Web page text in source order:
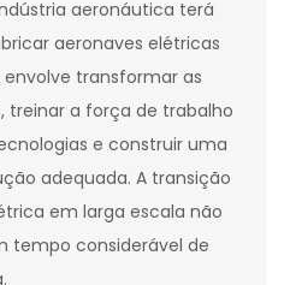
aeronáutica terá
aeronaves elétricas
transformar as
treinar a força de trabalho
e construir uma
adequada. A transição
em larga escala não
tempo considerável de